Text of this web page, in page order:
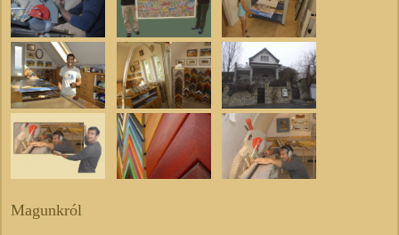
Magunkról